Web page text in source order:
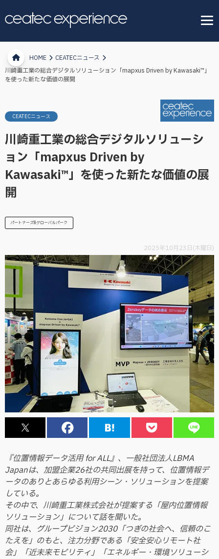
HOME
CEATECニュース
川崎重工業の総合デジタルソリューション「mapxus Driven by Kawasaki™」
を使った新たな価値の展開
CEATECニュース
川崎重工業の総合デジタルソリューシ
ョン「mapxus Driven by
Kawasaki™」を使った新たな価値の展
開
パートナーズ&グローバルパーク
2025年10月23日(木曜日)
『位置情報データ活用 for ALL』、一般社団法人LBMA
Japanは、加盟企業26社の共同出展を持って、位置情報デ
ータのありとあらゆる利用シーン・ソリューションを提案
している。
その中で、川崎重工業株式会社が提案する「屋内位置情報
ソリューション」について話を聞いた。
同社は、グループビジョン2030「つぎの社会へ、信頼のこ
たえを」のもと、注力分野である「安全安心リモート社
会」「近未来モビリティ」「エネルギー・環境ソリューシ